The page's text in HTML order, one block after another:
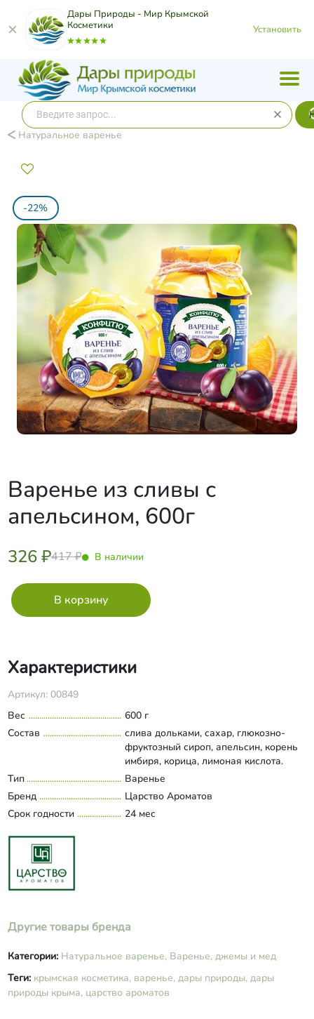
Дары Природы - Мир Крымской
Косметики
Установить
Натуральное варенье
-22%
Варенье из сливы с
апельсином, 600г
326 ₽417 ₽ В наличии
Характеристики
Артикул: 00849
Вес
600 г
Состав
слива дольками, сахар, глюкозно-
фруктозный сироп, апельсин, корень
имбиря, корица, лимоная кислота.
Тип
Варенье
Бренд
Царство Ароматов
Срок годности
24 мес
Другие товары бренда
Категории: Натуральное варенье, Варенье, джемы и мед
Теги: крымская косметика, варенье, дары природы, дары
природы крыма, царство ароматов